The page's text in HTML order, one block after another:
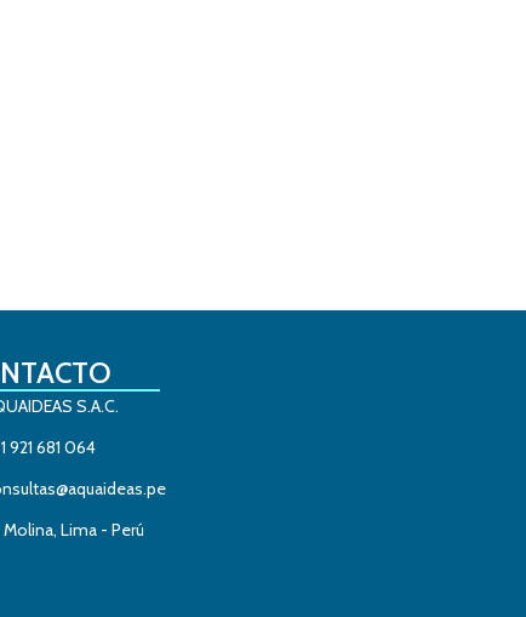
S.A.C.
921 681 064
Molina, Lima - Perú